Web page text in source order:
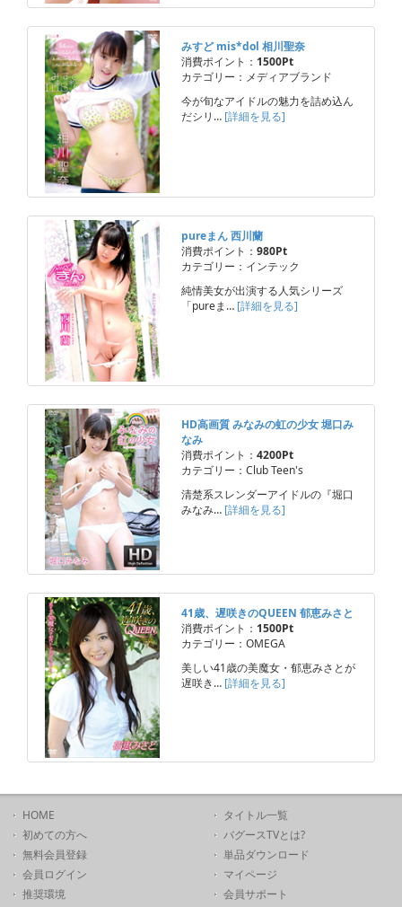
みすど mis*dol 相川聖奈
消費ポイント： 1500Pt
カテゴリー：メディアブランド
今が旬なアイドルの魅力を詰め込ん
だシリ… [詳細を見る]
pureまん 西川蘭
消費ポイント： 980Pt
カテゴリー：インテック
純情美女が出演する人気シリーズ
「pureま… [詳細を見る]
HD高画質 みなみの虹の少女 堀口み
なみ
消費ポイント： 4200Pt
カテゴリー：Club Teen's
清楚系スレンダーアイドルの『堀口
みなみ… [詳細を見る]
41歳、遅咲きのQUEEN 郁恵みさと
消費ポイント： 1500Pt
カテゴリー：OMEGA
美しい41歳の美魔女・郁恵みさとが
遅咲き… [詳細を見る]
HOME
初めての方へ
無料会員登録
会員ログイン
推奨環境
タイトル一覧
バグースTVとは?
単品ダウンロード
マイページ
会員サポート